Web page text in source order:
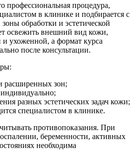
профессиональная процедура,
в клинике и подбирается с
обработки и эстетической
освежить внешний вид кожи,
и ухоженной, а формат курса
после консультации.
расширенных зон;
разных эстетических задач кожи;
специалистом в клинике.
противопоказания. При
беременности, активных
необходима